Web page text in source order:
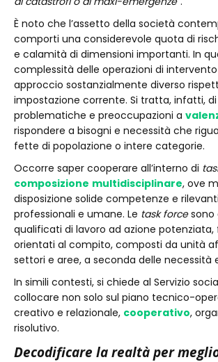
È noto che l’assetto della società
comporti una considerevole quota di
e calamità di dimensioni importanti. In
complessità delle operazioni di
approccio sostanzialmente diverso
impostazione corrente. Si tratta, infatti,
problematiche e preoccupazioni a
rispondere a bisogni e necessità che
fette di popolazione o intere categorie.
Occorre saper cooperare all’interno di
composizione multidisciplinare, ove
disposizione solide competenze e
professionali e umane. Le task forcesono
qualificati di lavoro ad azione
orientati al compito, composti da unità
settori e aree, a seconda delle necessità
In simili contesti, si chiede al Servizio
collocare non solo sul piano tecnico-
creativo e relazionale, cooperativo,
risolutivo.
Decodificare la realtà per